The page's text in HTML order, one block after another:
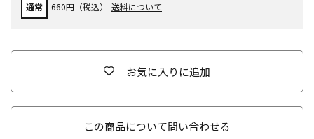
通常 660円（税込） 送料について
お気に入りに追加
この商品について問い合わせる